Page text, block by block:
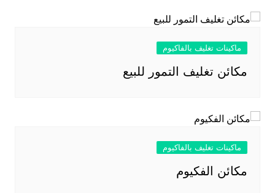
ماكينات تغليف بالفاكيوم
مكائن تغليف التمور للبيع
ماكينات تغليف بالفاكيوم
مكائن الفكيوم